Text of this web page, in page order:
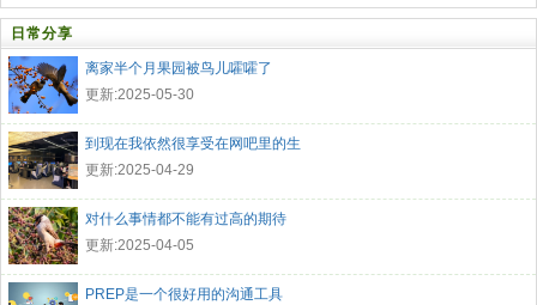
日常分享
离家半个月果园被鸟儿嚯嚯了
更新:2025-05-30
到现在我依然很享受在网吧里的生
更新:2025-04-29
对什么事情都不能有过高的期待
更新:2025-04-05
PREP是一个很好用的沟通工具